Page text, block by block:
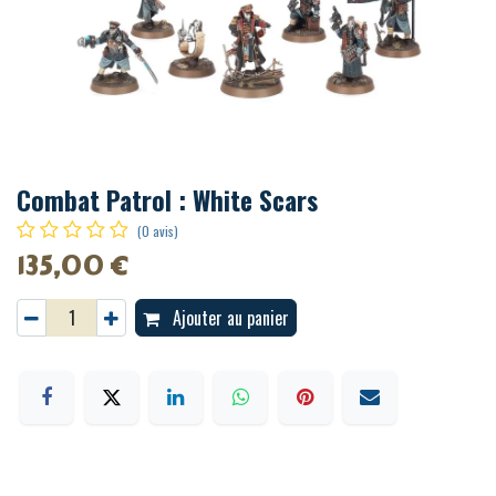
Combat Patrol : White Scars
(0 avis)
135,00€
Ajouter au panier